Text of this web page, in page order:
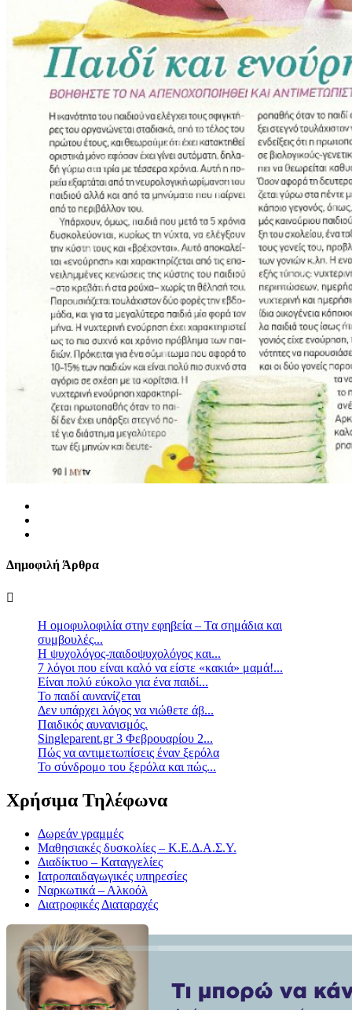
Δημοφιλή Άρθρα
Η ομοφυλοφιλία στην εφηβεία – Τα σημάδια και
συμβουλές...
Η ψυχολόγος-παιδοψυχολόγος και...
7 λόγοι που είναι καλό να είστε «κακιά» μαμά!...
Είναι πολύ εύκολο για ένα παιδί...
Το παιδί αυνανίζεται
Δεν υπάρχει λόγος να νιώθετε άβ...
Παιδικός αυνανισμός.
Singleparent.gr 3 Φεβρουαρίου 2...
Πώς να αντιμετωπίσεις έναν ξερόλα
Το σύνδρομο του ξερόλα και πώς...
Χρήσιμα Τηλέφωνα
Δωρεάν γραμμές
Μαθησιακές δυσκολίες – Κ.Ε.Δ.Α.Σ.Υ.
Διαδίκτυο – Καταγγελίες
Ιατροπαιδαγωγικές υπηρεσίες
Ναρκωτικά – Αλκοόλ
Διατροφικές Διαταραχές